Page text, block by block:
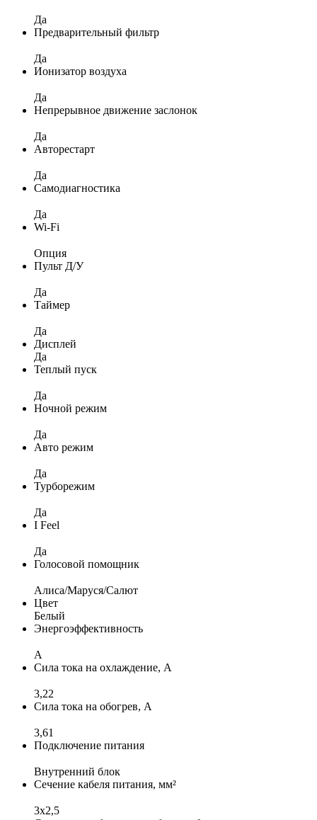
Да
Предварительный фильтр
Да
Ионизатор воздуха
Да
Непрерывное движение заслонок
Да
Авторестарт
Да
Самодиагностика
Да
Wi-Fi
Опция
Пульт Д/У
Да
Таймер
Да
Дисплей
Да
Теплый пуск
Да
Ночной режим
Да
Авто режим
Да
Турборежим
Да
I Feel
Да
Голосовой помощник
Алиса/Маруся/Салют
Цвет
Белый
Энергоэффективность
A
Сила тока на охлаждение, А
3,22
Сила тока на обогрев, А
3,61
Подключение питания
Внутренний блок
Сечение кабеля питания, мм²
3х2,5